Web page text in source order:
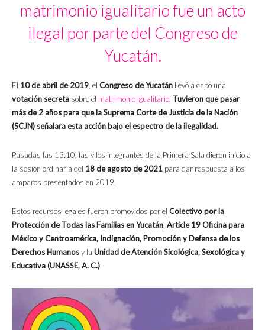
matrimonio igualitario fue un acto
ilegal por parte del Congreso de
Yucatán.
El 10 de abril de 2019, el Congreso de Yucatán llevó a cabo una
votación secreta sobre el matrimonio igualitario. Tuvieron que pasar
más de 2 años para que la Suprema Corte de Justicia de la Nación
(SCJN) señalara esta acción bajo el espectro de la ilegalidad.
Pasadas las 13:10, las y los integrantes de la Primera Sala dieron inicio a
la sesión ordinaria del 18 de agosto de 2021 para dar respuesta a los
amparos presentados en 2019.
Estos recursos legales fueron promovidos por el Colectivo por la
Protección de Todas las Familias en Yucatán, Article 19 Oficina para
México y Centroamérica, Indignación, Promoción y Defensa de los
Derechos Humanosy la Unidad de Atención Sicológica, Sexológica y
Educativa (UNASSE, A. C.).